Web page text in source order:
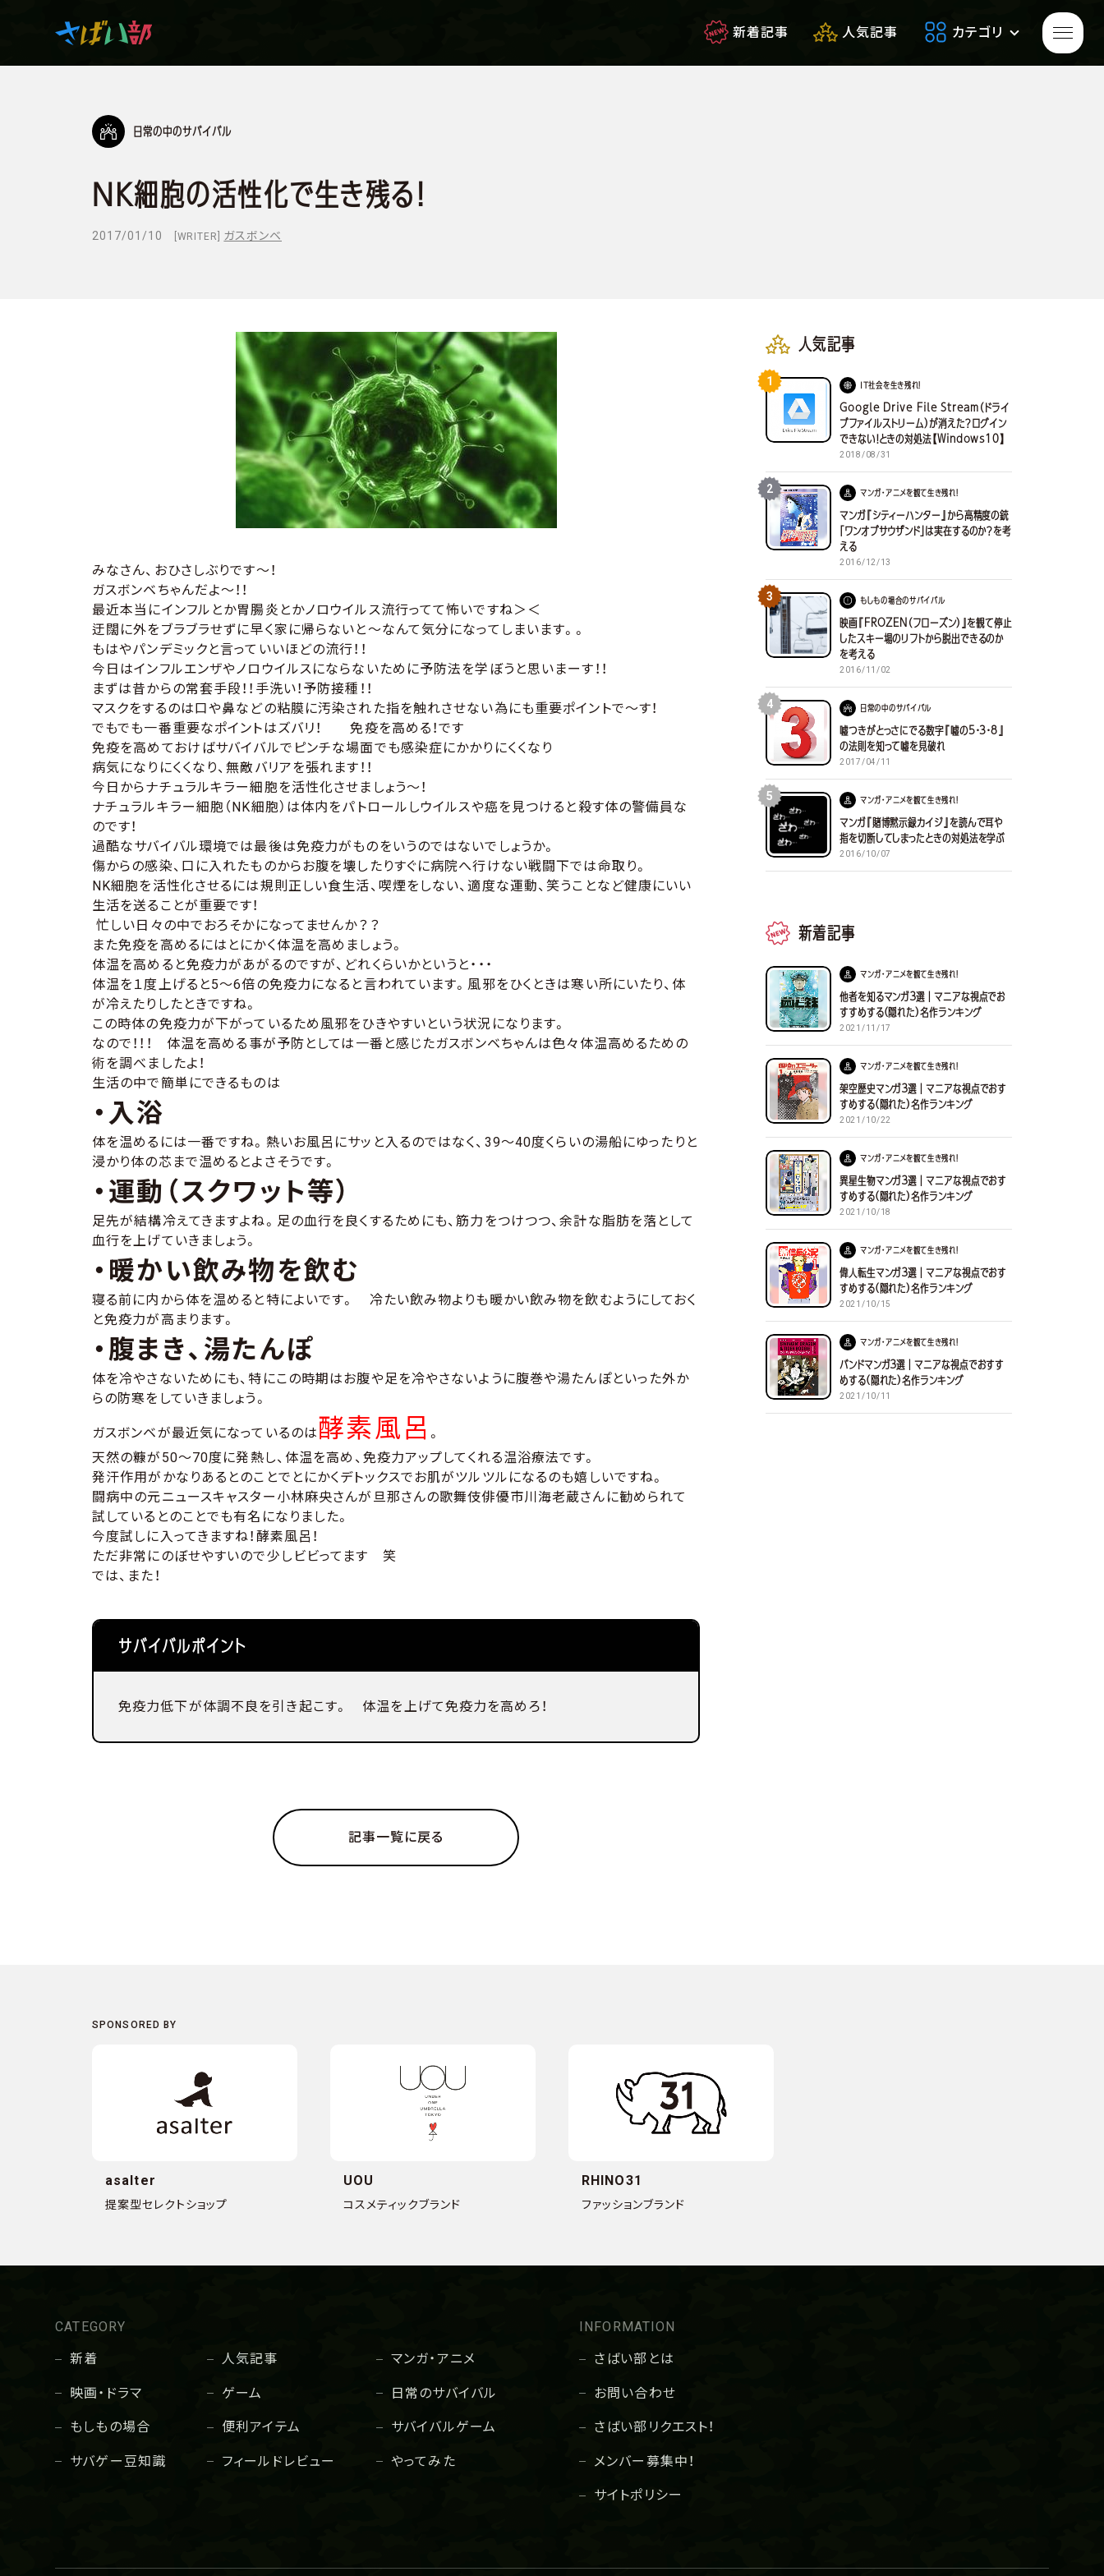
新着記事 人気記事 カテゴリ
日常の中のサバイバル
やってみた・行ってみた・
撃ってみた
日常の中のサバイバル
NK細胞の活性化で生き残る！
2017/01/10 [WRITER] ガスボンベ
みなさん、おひさしぶりです〜！
ガスボンベちゃんだよ〜！！
最近本当にインフルとか胃腸炎とかノロウイルス流行ってて怖いですね＞＜
迂闊に外をブラブラせずに早く家に帰らないと〜なんて気分になってしまいます。。
もはやパンデミックと言っていいほどの流行！！
今日はインフルエンザやノロウイルスにならないために予防法を学ぼうと思いまーす！！
まずは昔からの常套手段！！手洗い！予防接種！！
マスクをするのは口や鼻などの粘膜に汚染された指を触れさせない為にも重要ポイントで〜す！
でもでも一番重要なポイントはズバリ！ 免疫を高める！です
免疫を高めておけばサバイバルでピンチな場面でも感染症にかかりにくくなり
病気になりにくくなり、無敵バリアを張れます！！
今日からナチュラルキラー細胞を活性化させましょう〜！
ナチュラルキラー細胞（NK細胞）は体内をパトロールしウイルスや癌を見つけると殺す体の警備員な
のです！
過酷なサバイバル環境では最後は免疫力がものをいうのではないでしょうか。
傷からの感染、口に入れたものからお腹を壊したりすぐに病院へ行けない戦闘下では命取り。
NK細胞を活性化させるには規則正しい食生活、喫煙をしない、適度な運動、笑うことなど健康にいい
生活を送ることが重要です！
忙しい日々の中でおろそかになってませんか？？
また免疫を高めるにはとにかく体温を高めましょう。
体温を高めると免疫力があがるのですが、どれくらいかというと・・・
体温を１度上げると5～6倍の免疫力になると言われています。風邪をひくときは寒い所にいたり、体
が冷えたりしたときですね。
この時体の免疫力が下がっているため風邪をひきやすいという状況になります。
なので！！！ 体温を高める事が予防としては一番と感じたガスボンベちゃんは色々体温高めるための
術を調べましたよ！
生活の中で簡単にできるものは
・入浴
体を温めるには一番ですね。熱いお風呂にサッと入るのではなく、39～40度くらいの湯船にゆったりと
浸かり体の芯まで温めるとよさそうです。
・運動（スクワット等）
足先が結構冷えてきますよね。足の血行を良くするためにも、筋力をつけつつ、余計な脂肪を落として
血行を上げていきましょう。
・暖かい飲み物を飲む
寝る前に内から体を温めると特によいです。 冷たい飲み物よりも暖かい飲み物を飲むようにしておく
と免疫力が高まります。
・腹まき、湯たんぽ
体を冷やさないためにも、特にこの時期はお腹や足を冷やさないように腹巻や湯たんぽといった外か
らの防寒をしていきましょう。
ガスボンベが最近気になっているのは酵素風呂。
天然の糠が50〜70度に発熱し、体温を高め、免疫力アップしてくれる温浴療法です。
発汗作用がかなりあるとのことでとにかくデトックスでお肌がツルツルになるのも嬉しいですね。
闘病中の元ニュースキャスター小林麻央さんが旦那さんの歌舞伎俳優市川海老蔵さんに勧められて
試しているとのことでも有名になりました。
今度試しに入ってきますね！酵素風呂！
ただ非常にのぼせやすいので少しビビってます 笑
では、また！
サバイバルポイント
免疫力低下が体調不良を引き起こす。 体温を上げて免疫力を高めろ！
記事一覧に戻る
人気記事
1 IT社会を生き残れ！
Google Drive File Stream（ドライ
ブファイルストリーム）が消えた？ログイン
できない！ときの対処法【Windows10】
2018/08/31
2 マンガ・アニメを観て生き残れ！
マンガ『シティーハンター』から高精度の銃
「ワンオブサウザンド」は実在するのか？を考
える
2016/12/13
3 もしもの場合のサバイバル
映画『FROZEN（フローズン）』を観て停止
したスキー場のリフトから脱出できるのか
を考える
2016/11/02
4 日常の中のサバイバル
嘘つきがとっさにでる数字『嘘の5・3・8』
の法則を知って嘘を見破れ
2017/04/11
5 マンガ・アニメを観て生き残れ！
マンガ『賭博黙示録カイジ』を読んで耳や
指を切断してしまったときの対処法を学ぶ
2016/10/07
新着記事
マンガ・アニメを観て生き残れ！
他者を知るマンガ３選｜マニアな視点でお
すすめする(隠れた)名作ランキング
2021/11/17
マンガ・アニメを観て生き残れ！
架空歴史マンガ３選｜マニアな視点でおす
すめする(隠れた)名作ランキング
2021/10/22
マンガ・アニメを観て生き残れ！
異星生物マンガ３選｜マニアな視点でおす
すめする(隠れた)名作ランキング
2021/10/18
マンガ・アニメを観て生き残れ！
偉人転生マンガ３選｜マニアな視点でおす
すめする(隠れた)名作ランキング
2021/10/15
マンガ・アニメを観て生き残れ！
バンドマンガ３選｜マニアな視点でおすす
めする(隠れた)名作ランキング
2021/10/11
asalter
提案型セレクトショップ
UOU
コスメティックブランド
RHINO31
ファッションブランド
CATEGORY
新着 人気記事 マンガ・アニメ
映画・ドラマ ゲーム 日常のサバイバル
もしもの場合 便利アイテム サバイバルゲーム
サバゲー豆知識 フィールドレビュー やってみた
INFORMATION
さばい部とは
お問い合わせ
さばい部リクエスト！
メンバー募集中！
サイトポリシー